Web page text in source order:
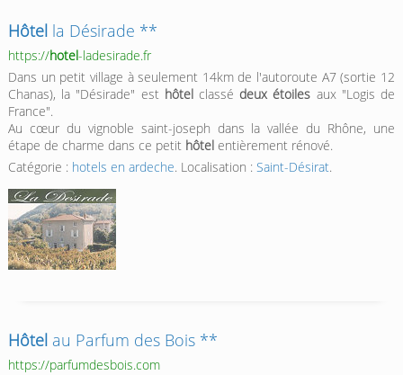
Hôtella Désirade **
https://hotel-ladesirade.fr
Dans un petit village à seulement 14km de l'autoroute A7 (sortie 12
Chanas), la "Désirade" est hôtelclassédeux étoiles aux "Logis de
France".
Au cœur du vignoble saint-joseph dans la vallée du Rhône, une
étape de charme dans ce petit hôtelentièrement rénové.
Catégorie : hotels en ardeche. Localisation : Saint-Désirat.
Hôtelau Parfum des Bois **
https://parfumdesbois.com